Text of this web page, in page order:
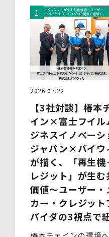
グ」「ブランドコンサルテ
め
・統計資料の作成のため
4.第三者への提供
当社は、イベントやセミナ
き、以下の内容に従って第
す。なお、本人の同意があ
第三者に提供することはあ
(1)提供先
イベント・セミナーの共催
(2)提供される個人情報の
会社名・所属団体等の名称
名、住所、電話番号、メ
セミナーを通じて取得した
(3)第三者提供の方法
電話、FAX、電子メール、
(4)その他
上記の内容によらない個人
は、あらかじめ本人に対し
意を得ます。
2026.07.22
【3社対談】椿本
イン×富士フイル
ジネスイノベーシ
ジャパン×バイウ
が描く、「再生機
レジット」が生む
価値～ユーザー・
カー・クレジット
パイダの3視点で